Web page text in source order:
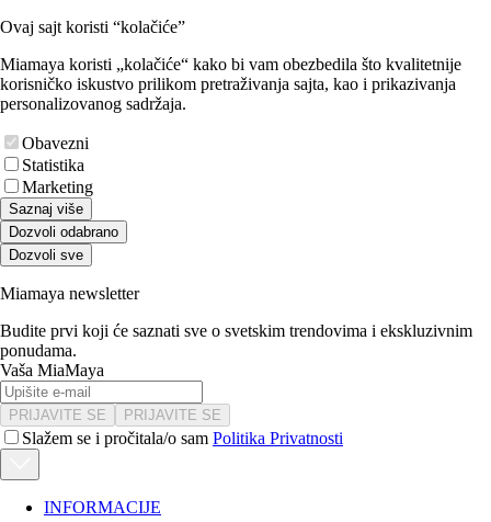
Ovaj sajt koristi “kolačiće”
Miamaya koristi „kolačiće“ kako bi vam obezbedila što kvalitetnije
korisničko iskustvo prilikom pretraživanja sajta, kao i prikazivanja
personalizovanog sadržaja.
Obavezni
Statistika
Marketing
Saznaj više
Dozvoli odabrano
Dozvoli sve
Miamaya newsletter
Budite prvi koji će saznati sve o svetskim trendovima i ekskluzivnim
ponudama.
Vaša MiaMaya
PRIJAVITE SE PRIJAVITE SE
Slažem se i pročitala/o sam Politika Privatnosti
INFORMACIJE